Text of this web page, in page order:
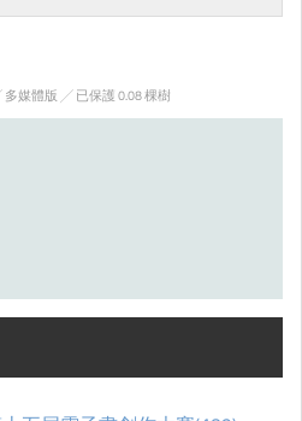
媒體版 ╱ 已保護 0.08 棵樹